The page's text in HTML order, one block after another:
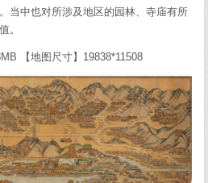
当中也对所涉及地区的园林、寺庙有所
。
【地图尺寸】19838*11508